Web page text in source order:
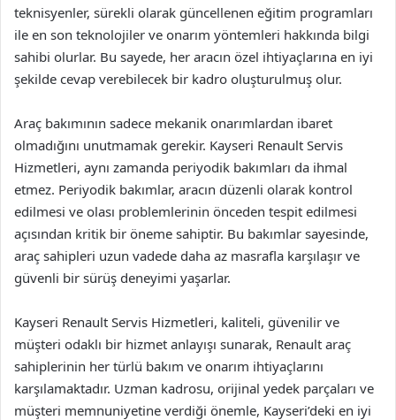
teknisyenler, sürekli olarak güncellenen eğitim programları
ile en son teknolojiler ve onarım yöntemleri hakkında bilgi
sahibi olurlar. Bu sayede, her aracın özel ihtiyaçlarına en iyi
şekilde cevap verebilecek bir kadro oluşturulmuş olur.
Araç bakımının sadece mekanik onarımlardan ibaret
olmadığını unutmamak gerekir. Kayseri Renault Servis
Hizmetleri, aynı zamanda periyodik bakımları da ihmal
etmez. Periyodik bakımlar, aracın düzenli olarak kontrol
edilmesi ve olası problemlerinin önceden tespit edilmesi
açısından kritik bir öneme sahiptir. Bu bakımlar sayesinde,
araç sahipleri uzun vadede daha az masrafla karşılaşır ve
güvenli bir sürüş deneyimi yaşarlar.
Kayseri Renault Servis Hizmetleri, kaliteli, güvenilir ve
müşteri odaklı bir hizmet anlayışı sunarak, Renault araç
sahiplerinin her türlü bakım ve onarım ihtiyaçlarını
karşılamaktadır. Uzman kadrosu, orijinal yedek parçaları ve
müşteri memnuniyetine verdiği önemle, Kayseri’deki en iyi